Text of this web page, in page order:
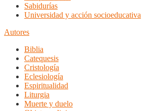
Sabidurías
Universidad y acción socioeducativa
Autores
Biblia
Catequesis
Cristología
Eclesiología
Espiritualidad
Liturgia
Muerte y duelo